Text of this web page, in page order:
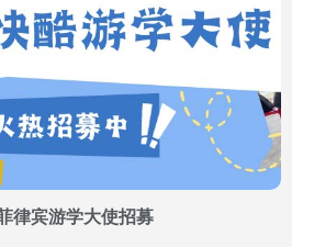
律宾游学大使招募